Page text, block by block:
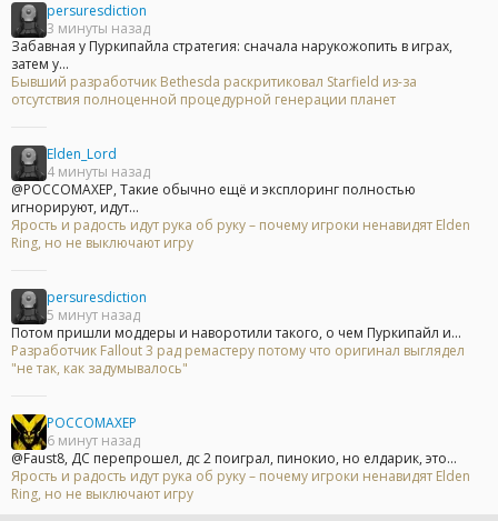
persuresdiction
3 минуты назад
Забавная у Пуркипайла стратегия: сначала нарукожопить в играх,
затем у...
Бывший разработчик Bethesda раскритиковал Starfield из-за
отсутствия полноценной процедурной генерации планет
Elden_Lord
4 минуты назад
@POCCOMAXEP, Такие обычно ещё и эксплоринг полностью
игнорируют, идут...
Ярость и радость идут рука об руку – почему игроки ненавидят Elden
Ring, но не выключают игру
persuresdiction
5 минут назад
Потом пришли моддеры и наворотили такого, о чем Пуркипайл и...
Разработчик Fallout 3 рад ремастеру потому что оригинал выглядел
"не так, как задумывалось"
POCCOMAXEP
6 минут назад
@Faust8, ДС перепрошел, дс 2 поиграл, пинокио, но елдарик, это...
Ярость и радость идут рука об руку – почему игроки ненавидят Elden
Ring, но не выключают игру